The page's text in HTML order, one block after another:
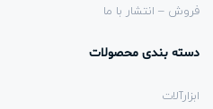
فروش – انتشار با ما
دسته بندی محصولات
ابزارآلات